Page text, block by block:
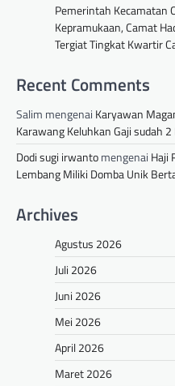
Pemerintah Kecamatan
Kepramukaan, Camat
Tergiat Tingkat Kwartir
Recent Comments
Salim mengenai Karyawan
Karawang Keluhkan Gaji sudah
Dodi sugi irwantomengenai Haji
Lembang Miliki Domba Unik
Archives
Agustus 2026
Juli 2026
Juni 2026
Mei 2026
April 2026
Maret 2026